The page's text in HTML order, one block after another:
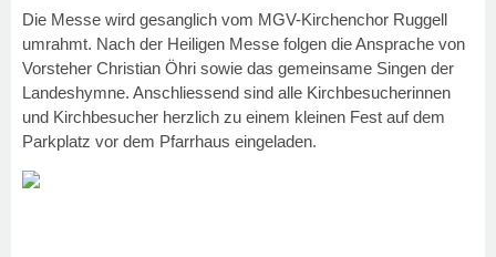
Die Messe wird gesanglich vom MGV-Kirchenchor Ruggell
umrahmt. Nach der Heiligen Messe folgen die Ansprache von
Vorsteher Christian Öhri sowie das gemeinsame Singen der
Landeshymne. Anschliessend sind alle Kirchbesucherinnen
und Kirchbesucher herzlich zu einem kleinen Fest auf dem
Parkplatz vor dem Pfarrhaus eingeladen.